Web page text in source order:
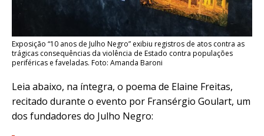
Exposição “10 anos de Julho Negro” exibiu registros de atos contra as
trágicas consequências da violência de Estado contra populações
periféricas e faveladas. Foto: Amanda Baroni
Leia abaixo, na íntegra, o poema de Elaine Freitas,
recitado durante o evento por Fransérgio Goulart, um
dos fundadores do Julho Negro: